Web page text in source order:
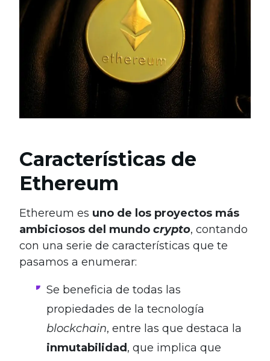
Características de
Ethereum
Ethereum es uno de los proyectos más
ambiciosos del mundo crypto, contando
con una serie de características que te
pasamos a enumerar:
Se beneficia de todas las
propiedades de la tecnología
blockchain, entre las que destaca la
inmutabilidad , que implica que